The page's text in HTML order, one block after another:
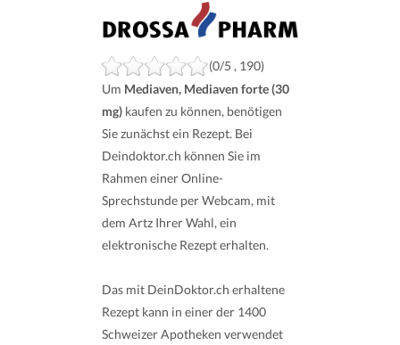
(0/5 , 190)
Um Mediaven, Mediaven forte (30
mg) kaufen zu können, benötigen
Sie zunächst ein Rezept. Bei
Deindoktor.ch können Sie im
Rahmen einer Online-
Sprechstunde per Webcam, mit
dem Artz Ihrer Wahl, ein
elektronische Rezept erhalten.
Das mit DeinDoktor.ch erhaltene
Rezept kann in einer der 1400
Schweizer Apotheken verwendet